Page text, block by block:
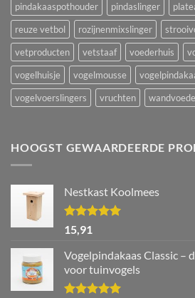
pindakaaspothouder
pindaslinger
reuze vetbol
rozijnenmixslinger
vetproducten
vetstaaf voederhuis
vogelhuisje
vogelmousse
vogelvoerslingers
vruchten
HOOGST GEWAARDEERDE
Nestkast Koolmees
Waardering
5.00
15,91
Vogelpindakaas Classic –
voor tuinvogels